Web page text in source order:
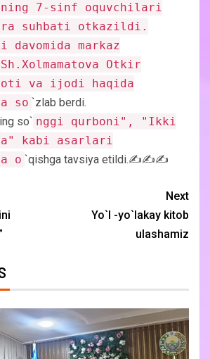
7-sinf oquvchilari
suhbati otkazildi.
davomida markaz
Otkir
va ijodi haqida
so `zlab berdi.
so` nggi qurboni", "Ikki
kabi asarlari
o `qishga tavsiya etildi.✍️✍️✍️
Next
Yo`l -yo`lakay kitob
ulashamiz